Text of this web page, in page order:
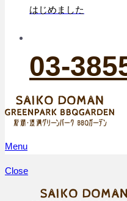
はじめました
03-
Menu
Close